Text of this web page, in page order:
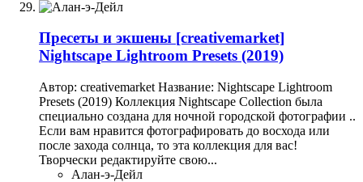
Пресеты и экшены [creativemarket]
Nightscape Lightroom Presets (2019)
Автор: creativemarket Название: Nightscape Lightroom
Presets (2019) Коллекция Nightscape Collection была
специально создана для ночной городской фотографии ..
Если вам нравится фотографировать до восхода или
после захода солнца, то эта коллекция для вас!
Творчески редактируйте свою...
Алан-э-Дейл